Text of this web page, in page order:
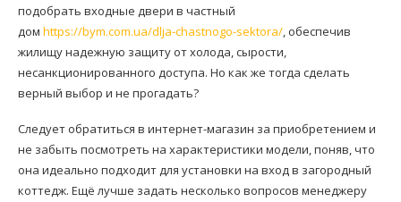
подобрать входные двери в частный
дом https://bym.com.ua/dlja-chastnogo-sektora/, обеспечив
жилищу надежную защиту от холода, сырости,
несанкционированного доступа. Но как же тогда сделать
верный выбор и не прогадать?
Следует обратиться в интернет-магазин за приобретением и
не забыть посмотреть на характеристики модели, поняв, что
она идеально подходит для установки на вход в загородный
коттедж. Ещё лучше задать несколько вопросов менеджеру